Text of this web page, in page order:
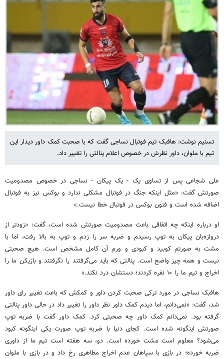
تسنیم نوشت: هافبک تیم فوتبال نساجی گفت که با صحبت کمک داور دیدار این
تیم با ملوان، داور نظرش در خصوص اعلام پنالتی را تغییر داد.
علی شجاعی پس از تساوی یک - یک پیکان - نساجی در خصوص مصدومیت
صورتش گفت: «مثل اینکه جنگ در فوتبال مشکلی ندارد و بوکس نیز به فوتبال
اضافه شده است و فنون بوکس در فوتبال خطا نیست.»
او درباره اینکه چه اتفاقی باعث مصدومیت صورتش شده است، گفت: «زودتر از
دروازه‌بان پیکان به توپ رسیدم و ضربه سر را زدم و توپ به بالا رفت، اما با
مشت به صورتم کوبید و کبودی و ورم آن کامل مشخص است. هیچ صحبتی
نیست و همه چیز واضح است. پنالتی که باید می‌گرفتند را نگرفتند و بازیکن ما را
اخراج و تیم ما را ۱۰ نفره کردند؛ دستشان درد نکند.»
هافبک نساجی در مورد ترکی صحبت کردن داور و کمکش که باعث تغییر رای داور
شد، گفت: «نمی‌دانم، اما دیدم کمک داور نظر داور را تغییر داد در حالی داور پنالتی
گرفته بود. نمی‌دانم کمک داور چه صحبتی کرد. کمک داور گفت با ضربه توپ
صورتش اینگونه شده است. کجای دنیا با ضربه توپ صورت یکی اینگونه کبود
می‌شود؟ معلوم است مشت خورده است. دو، سه هفته است تیم ما از داوری
ضربه خورده؛ در بازی با سپاهان عدم اخراج مظاهری رخ داد و در بازی با ملوان